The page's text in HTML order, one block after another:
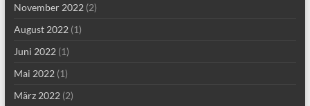
November 2022(2)
August 2022(1)
Juni 2022(1)
Mai 2022(1)
März 2022(2)